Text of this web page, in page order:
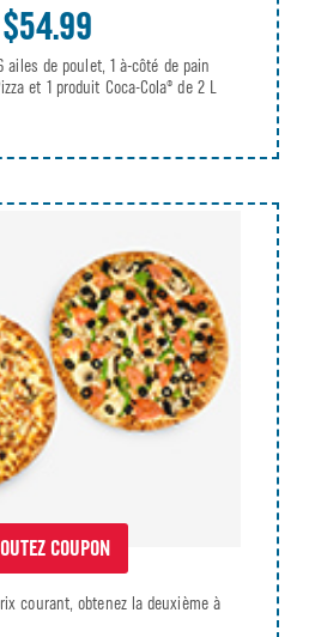
$54.99
ailes de poulet, 1 à-côté de pain
et 1 produit Coca-Cola® de 2 L
COUPON
courant, obtenez la deuxième à